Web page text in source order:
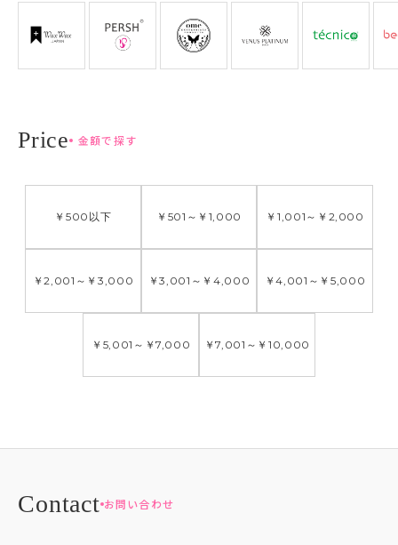
金額で探す
￥500 以下 ￥501 ～ ￥1,000 ￥1,001 ～ ￥2,000
￥2,001 ～ ￥3,000 ￥3,001 ～ ￥4,000 ￥4,001 ～ ￥5,000
￥5,001 ～ ￥7,000 ￥7,001 ～ ￥10,000
お問い合わせ